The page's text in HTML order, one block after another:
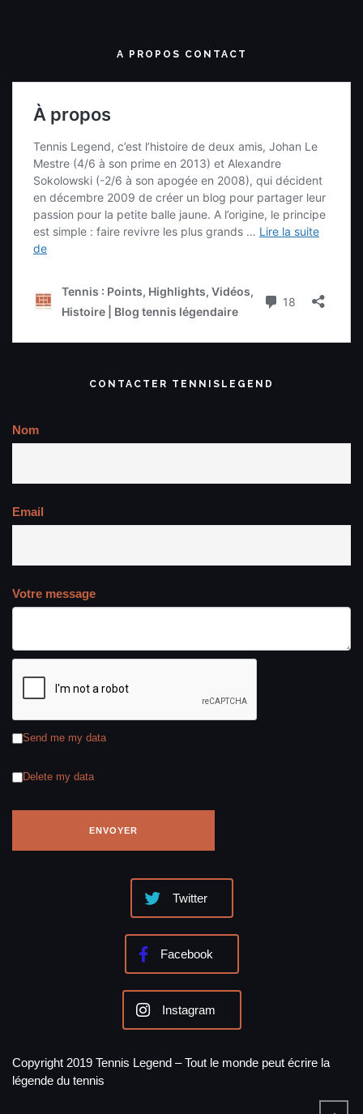
A PROPOS CONTACT
CONTACTER TENNISLEGEND
Nom
Email
Votre message
Send me my data
Delete my data
Twitter
Facebook
Instagram
Copyright 2019 Tennis Legend – Tout le monde peut écrire la
légende du tennis